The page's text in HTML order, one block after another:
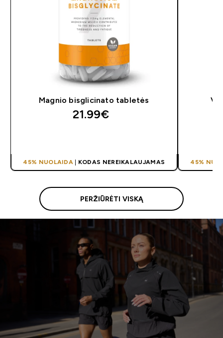
Magnio bisglicinato tabletės
21.99€‎
45% NUOLAIDA KODAS NEREIKALAUJAMAS 45%
PERŽIŪRĖTI VISKĄ